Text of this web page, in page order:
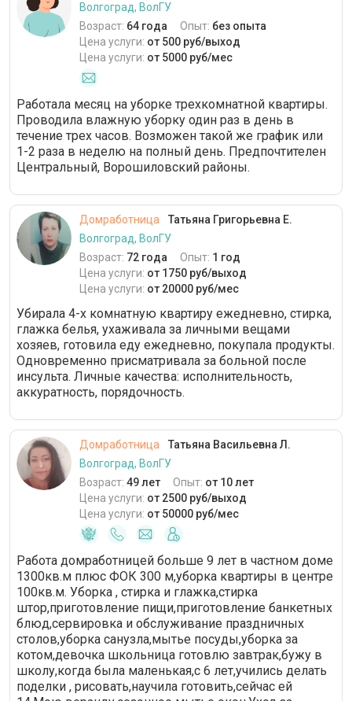
Волгоград, ВолГУ
Возраст: 64 года Опыт: без опыта
Цена услуги: от 500 руб/выход
Цена услуги: от 5000 руб/мес
Работала месяц на уборке трехкомнатной квартиры.
Проводила влажную уборку один раз в день в
течение трех часов. Возможен такой же график или
1-2 раза в неделю на полный день. Предпочтителен
Центральный, Ворошиловский районы.
Домработница
Татьяна Григорьевна Е.
Волгоград, ВолГУ
Возраст: 72 года Опыт: 1 год
Цена услуги: от 1750 руб/выход
Цена услуги: от 20000 руб/мес
Убирала 4-х комнатную квартиру ежедневно, стирка,
глажка белья, ухаживала за личными вещами
хозяев, готовила еду ежедневно, покупала продукты.
Одновременно присматривала за больной после
инсульта. Личные качества: исполнительность,
аккуратность, порядочность.
Домработница
Татьяна Васильевна Л.
Волгоград, ВолГУ
Возраст: 49 лет Опыт: от 10 лет
Цена услуги: от 2500 руб/выход
Цена услуги: от 50000 руб/мес
Работа домработницей больше 9 лет в частном доме
1300кв.м плюс ФОК 300 м,уборка квартиры в центре
100кв.м. Уборка , стирка и глажка,стирка
штор,приготовление пищи,приготовление банкетных
блюд,сервировка и обслуживание праздничных
столов,уборка санузла,мытье посуды,уборка за
котом,девочка школьница готовлю завтрак,бужу в
школу,когда была маленькая,с 6 лет,учились делать
поделки , рисовать,научила готовить,сейчас ей